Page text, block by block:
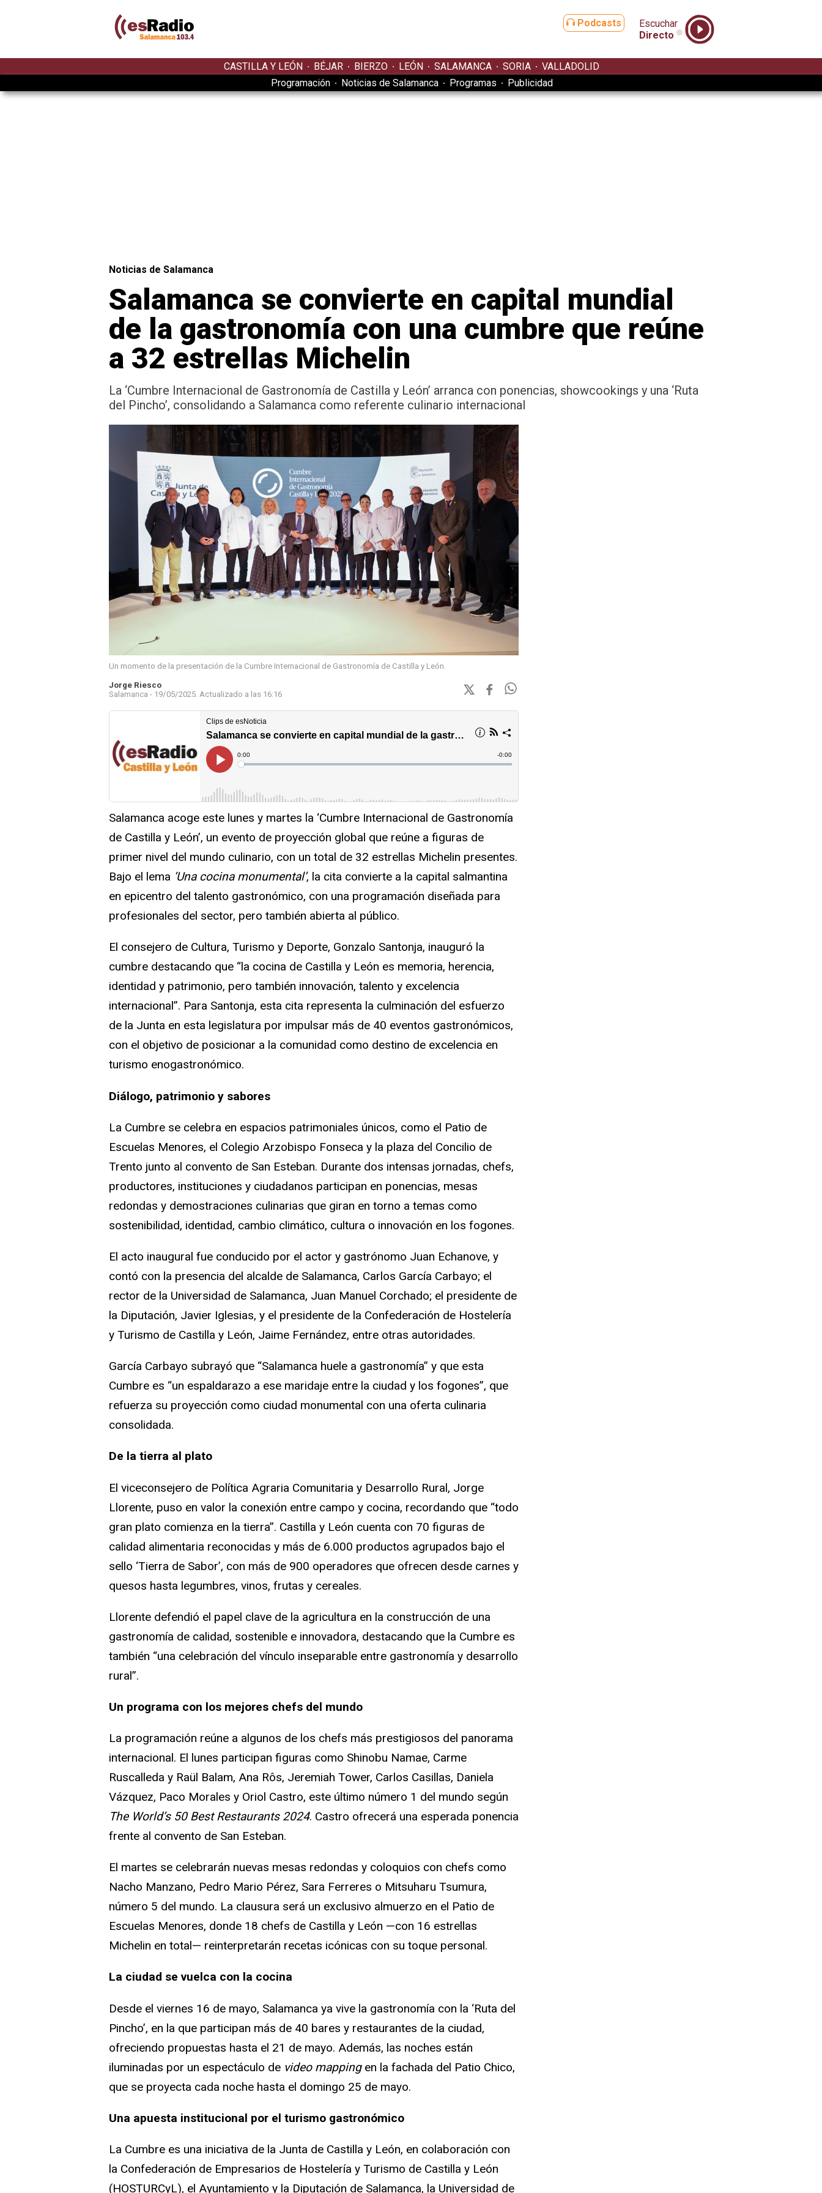
Podcasts
Escuchar
Directo
CASTILLA Y LEÓN BÉJAR BIERZO LEÓN SALAMANCA SORIA
VALLADOLID
Programación
Noticias de Salamanca Programas Publicidad
Noticias de Salamanca
Salamanca se convierte en capital mundial
de la gastronomía con una cumbre que reúne
a 32 estrellas Michelin
La ‘Cumbre Internacional de Gastronomía de Castilla y León’ arranca con ponencias, showcookings y una ‘Ruta
del Pincho’, consolidando a Salamanca como referente culinario internacional
Un momento de la presentación de la Cumbre Internacional de Gastronomía de Castilla y León.
Jorge Riesco
Salamanca - 19/05/2025. Actualizado a las 16:16
Salamanca acoge este lunes y martes la ‘Cumbre Internacional de Gastronomía
de Castilla y León’, un evento de proyección global que reúne a figuras de
primer nivel del mundo culinario, con un total de 32 estrellas Michelin presentes.
Bajo el lema ‘Una cocina monumental’, la cita convierte a la capital salmantina
en epicentro del talento gastronómico, con una programación diseñada para
profesionales del sector, pero también abierta al público.
El consejero de Cultura, Turismo y Deporte, Gonzalo Santonja, inauguró la
cumbre destacando que “la cocina de Castilla y León es memoria, herencia,
identidad y patrimonio, pero también innovación, talento y excelencia
internacional”. Para Santonja, esta cita representa la culminación del esfuerzo
de la Junta en esta legislatura por impulsar más de 40 eventos gastronómicos,
con el objetivo de posicionar a la comunidad como destino de excelencia en
turismo enogastronómico.
Diálogo, patrimonio y sabores
La Cumbre se celebra en espacios patrimoniales únicos, como el Patio de
Escuelas Menores, el Colegio Arzobispo Fonseca y la plaza del Concilio de
Trento junto al convento de San Esteban. Durante dos intensas jornadas, chefs,
productores, instituciones y ciudadanos participan en ponencias, mesas
redondas y demostraciones culinarias que giran en torno a temas como
sostenibilidad, identidad, cambio climático, cultura o innovación en los fogones.
El acto inaugural fue conducido por el actor y gastrónomo Juan Echanove, y
contó con la presencia del alcalde de Salamanca, Carlos García Carbayo; el
rector de la Universidad de Salamanca, Juan Manuel Corchado; el presidente de
la Diputación, Javier Iglesias, y el presidente de la Confederación de Hostelería
y Turismo de Castilla y León, Jaime Fernández, entre otras autoridades.
García Carbayo subrayó que “Salamanca huele a gastronomía” y que esta
Cumbre es “un espaldarazo a ese maridaje entre la ciudad y los fogones”, que
refuerza su proyección como ciudad monumental con una oferta culinaria
consolidada.
De la tierra al plato
El viceconsejero de Política Agraria Comunitaria y Desarrollo Rural, Jorge
Llorente, puso en valor la conexión entre campo y cocina, recordando que “todo
gran plato comienza en la tierra”. Castilla y León cuenta con 70 figuras de
calidad alimentaria reconocidas y más de 6.000 productos agrupados bajo el
sello ‘Tierra de Sabor’, con más de 900 operadores que ofrecen desde carnes y
quesos hasta legumbres, vinos, frutas y cereales.
Llorente defendió el papel clave de la agricultura en la construcción de una
gastronomía de calidad, sostenible e innovadora, destacando que la Cumbre es
también “una celebración del vínculo inseparable entre gastronomía y desarrollo
rural”.
Un programa con los mejores chefs del mundo
La programación reúne a algunos de los chefs más prestigiosos del panorama
internacional. El lunes participan figuras como Shinobu Namae, Carme
Ruscalleda y Raül Balam, Ana Rôs, Jeremiah Tower, Carlos Casillas, Daniela
Vázquez, Paco Morales y Oriol Castro, este último número 1 del mundo según
The World’s 50 Best Restaurants 2024. Castro ofrecerá una esperada ponencia
frente al convento de San Esteban.
El martes se celebrarán nuevas mesas redondas y coloquios con chefs como
Nacho Manzano, Pedro Mario Pérez, Sara Ferreres o Mitsuharu Tsumura,
número 5 del mundo. La clausura será un exclusivo almuerzo en el Patio de
Escuelas Menores, donde 18 chefs de Castilla y León —con 16 estrellas
Michelin en total— reinterpretarán recetas icónicas con su toque personal.
La ciudad se vuelca con la cocina
Desde el viernes 16 de mayo, Salamanca ya vive la gastronomía con la ‘Ruta del
Pincho’, en la que participan más de 40 bares y restaurantes de la ciudad,
ofreciendo propuestas hasta el 21 de mayo. Además, las noches están
iluminadas por un espectáculo de video mappingen la fachada del Patio Chico,
que se proyecta cada noche hasta el domingo 25 de mayo.
Una apuesta institucional por el turismo gastronómico
La Cumbre es una iniciativa de la Junta de Castilla y León, en colaboración con
la Confederación de Empresarios de Hostelería y Turismo de Castilla y León
(HOSTURCyL), el Ayuntamiento y la Diputación de Salamanca, la Universidad de